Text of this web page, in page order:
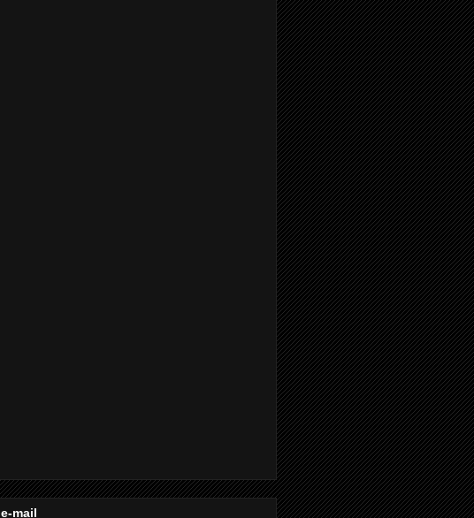
e-mail